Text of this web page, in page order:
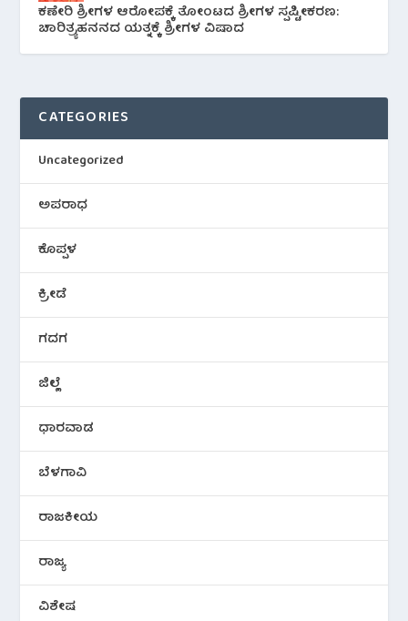
ಕಣೇರಿ ಶ್ರೀಗಳ ಆರೋಪಕ್ಕೆ ತೋಂಟದ ಶ್ರೀಗಳ ಸ್ಪಷ್ಟೀಕರಣ:
ಚಾರಿತ್ರ್ಯಹನನದ ಯತ್ನಕ್ಕೆ ಶ್ರೀಗಳ ವಿಷಾದ
CATEGORIES
Uncategorized
ಅಪರಾಧ
ಕೊಪ್ಪಳ
ಕ್ರೀಡೆ
ಗದಗ
ಜಿಲ್ಲೆ
ಧಾರವಾಡ
ಬೆಳಗಾವಿ
ರಾಜಕೀಯ
ರಾಜ್ಯ
ವಿಶೇಷ